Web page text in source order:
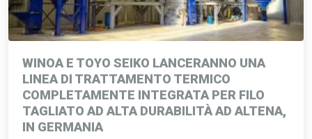
WINOA E TOYO SEIKO LANCERANNO UNA
LINEA DI TRATTAMENTO TERMICO
COMPLETAMENTE INTEGRATA PER FILO
TAGLIATO AD ALTA DURABILITÀ AD ALTENA,
IN GERMANIA